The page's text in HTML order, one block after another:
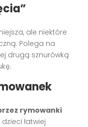
ale niektóre
Polega na
drugą sznurówką
rymowanki
łatwiej